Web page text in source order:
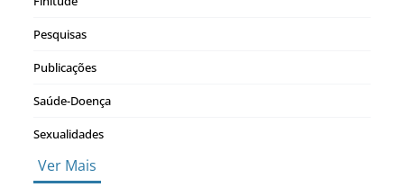
Pesquisas
Publicações
Saúde-Doença
Sexualidades
Ver Mais